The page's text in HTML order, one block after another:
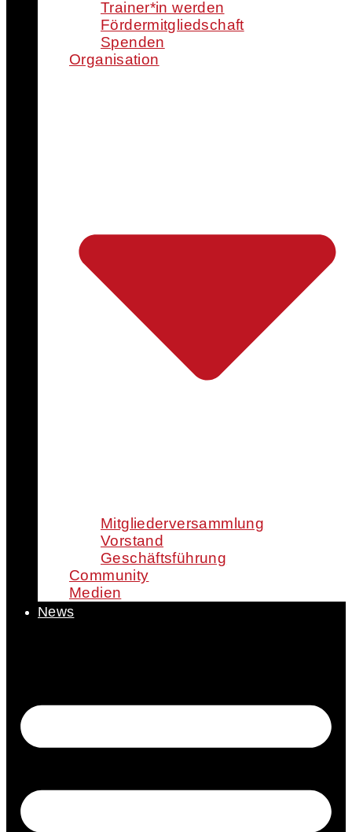
Trainer*in werden
Fördermitgliedschaft
Spenden
Organisation
Mitgliederversammlung
Vorstand
Geschäftsführung
Community
Medien
News